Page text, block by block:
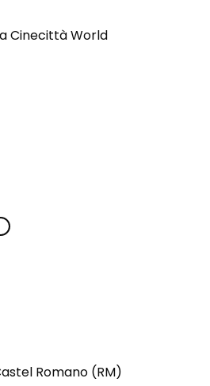
Romano (RM)